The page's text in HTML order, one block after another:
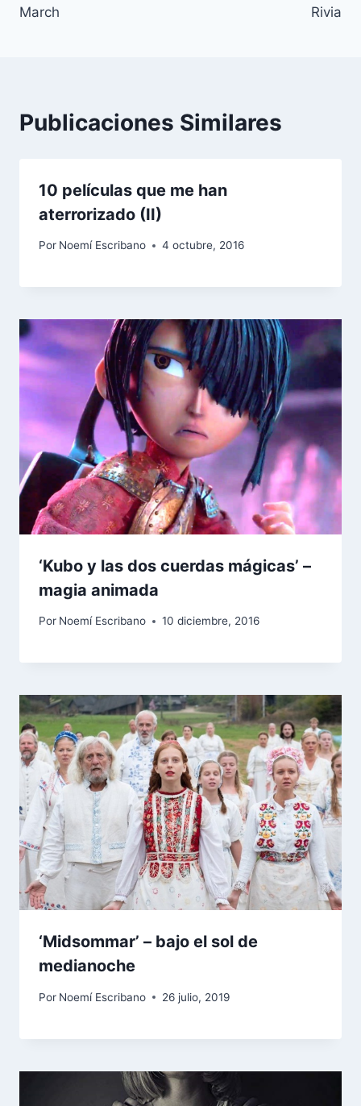
entradas
March
Rivia
Publicaciones Similares
10 películas que me han
aterrorizado (II)
Por Noemí Escribano 4 octubre, 2016
‘Kubo y las dos cuerdas mágicas’ –
magia animada
Por Noemí Escribano 10 diciembre, 2016
‘Midsommar’ – bajo el sol de
medianoche
Por Noemí Escribano 26 julio, 2019